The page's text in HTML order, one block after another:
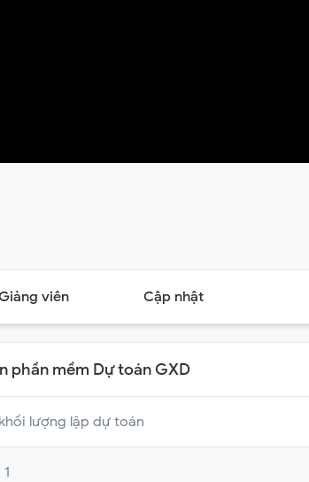
viên Cập nhật
phần mềm Dự toán GXD
lượng lập dự toán